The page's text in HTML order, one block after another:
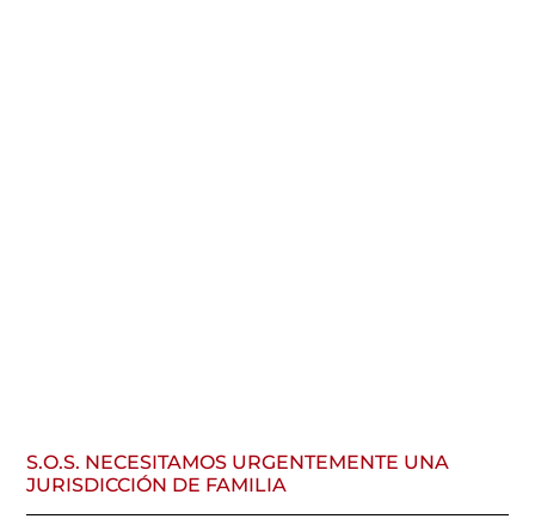
S.O.S. NECESITAMOS URGENTEMENTE UNA
JURISDICCIÓN DE FAMILIA